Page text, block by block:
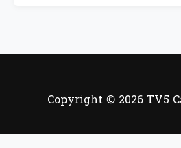
Copyright © 2026 TV5